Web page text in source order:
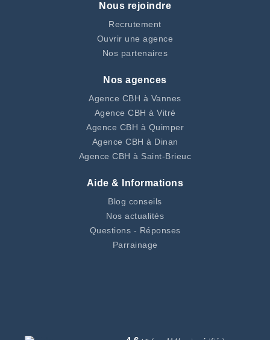
Nous rejoindre
Recrutement
Ouvrir une agence
Nos partenaires
Nos agences
Agence CBH à Vannes
Agence CBH à Vitré
Agence CBH à Quimper
Agence CBH à Dinan
Agence CBH à Saint-Brieuc
Aide & Informations
Blog conseils
Nos actualités
Questions - Réponses
Parrainage